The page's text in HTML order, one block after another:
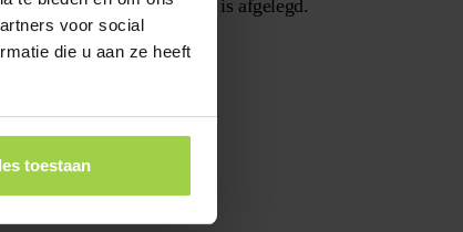
voor social
die u aan ze heeft
toestaan
eenvoudig welke route er is afgelegd.